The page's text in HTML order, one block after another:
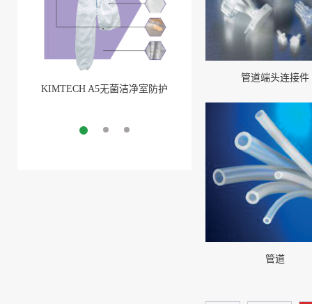
KIMTECH A5无菌洁净室防护
More
管道端头连接件
管道